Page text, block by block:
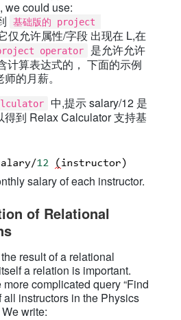
we could use:
基础版的 project
仅允许属性/字段 出现在 L,在
project operator
是允许允许
计算表达式的， 下面的示例
的月薪。
中,提示 salary/12 是
得到 Relax Calculator 支持基
salary of each instructor.
of Relational
result of a relational
a relation is important.
complicated query “Find
all instructors in the Physics
write: